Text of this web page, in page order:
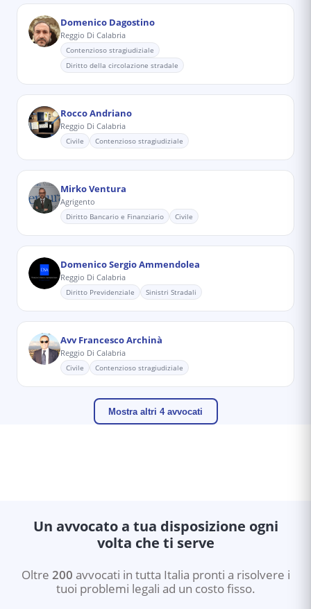
Domenico Dagostino
Reggio Di Calabria
Contenzioso stragiudiziale
Diritto della circolazione stradale
Rocco Andriano
Reggio Di Calabria
Civile Contenzioso stragiudiziale
Mirko Ventura
Agrigento
Diritto Bancario e Finanziario Civile
Domenico Sergio Ammendolea
Reggio Di Calabria
Diritto Previdenziale Sinistri Stradali
Avv Francesco Archinà
Reggio Di Calabria
Civile Contenzioso stragiudiziale
Mostra altri 4 avvocati
Un avvocato a tua disposizione ogni
volta che ti serve
Oltre 200 avvocati in tutta Italia pronti a risolvere i
tuoi problemi legali ad un costo fisso.